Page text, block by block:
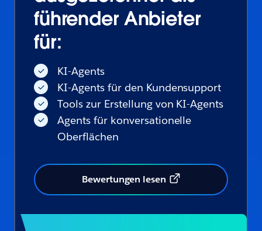
führender Anbieter
für:
KI-Agents
KI-Agents für den Kundensupport
Tools zur Erstellung von KI-Agents
Agents für konversationelle
Oberflächen
Bewertungen lesen